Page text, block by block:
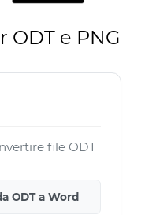
e PNG
file ODT
ODT a Word